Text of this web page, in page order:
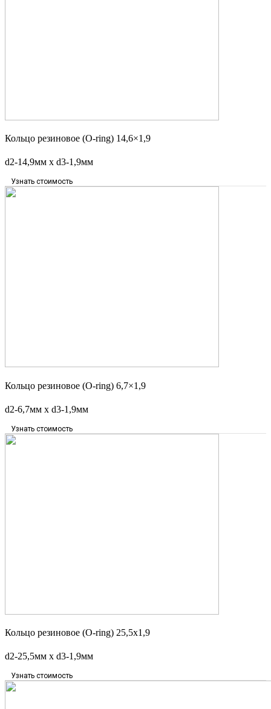
Кольцо резиновое (O-ring) 14,6×1,9
d2-14,9мм x d3-1,9мм
Узнать стоимость
Кольцо резиновое (O-ring) 6,7×1,9
d2-6,7мм x d3-1,9мм
Узнать стоимость
Кольцо резиновое (O-ring) 25,5х1,9
d2-25,5мм x d3-1,9мм
Узнать стоимость